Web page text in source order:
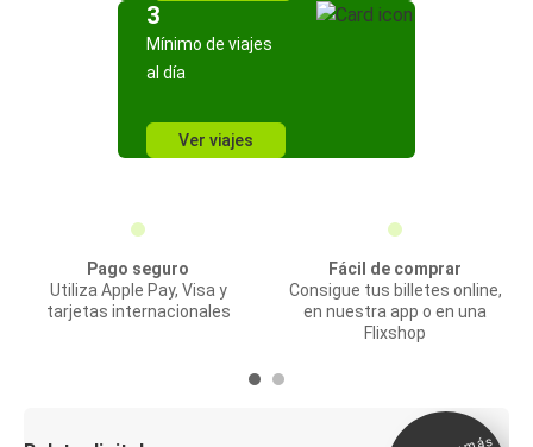
3
Mínimo de viajes
al día
Ver viajes
Pago seguro
Utiliza Apple Pay, Visa y
tarjetas internacionales
Fácil de comprar
Consigue tus billetes online,
en nuestra app o en una
Flixshop